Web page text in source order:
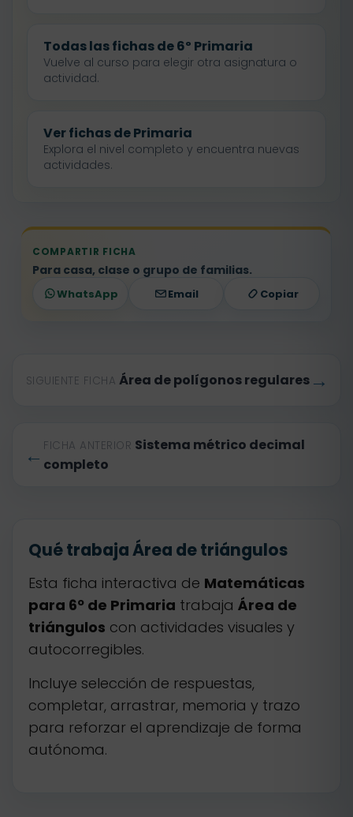
Todas las fichas de 6º Primaria
Vuelve al curso para elegir otra asignatura o
actividad.
Ver fichas de Primaria
Explora el nivel completo y encuentra nuevas
actividades.
COMPARTIR FICHA
Para casa, clase o grupo de familias.
WhatsApp Email Copiar
← FICHA ANTERIOR Sistema métrico decimal
completo
SIGUIENTE FICHA Área de polígonos regulares →
Qué trabaja Área de triángulos
Esta ficha interactiva de Matemáticas
para 6º de Primaria trabaja Área de
triángulos con actividades visuales y
autocorregibles.
Incluye selección de respuestas,
completar, arrastrar, memoria y trazo
para reforzar el aprendizaje de forma
autónoma.